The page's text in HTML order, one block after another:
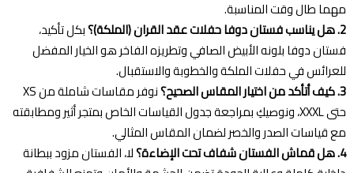
مهما طال وقت المناسبة.
2. هل يناسب فستان دوفا حفلات عقد القران (الملكة)؟
بكل تأكيد،
فستان دوفا بلونه الأبيض الصافي وتطريزه الفاخر هو الخيار المفضل
للعرائس في حفلات الملكة والخطوبة والاستقبال.
3. كيف أتأكد من اختيار المقاس الصحيح؟
نوفر مقاسات شاملة من XS
حتى XXXL، ونوصيكِ بمراجعة جدول القياسات الخاص بمتجر أثير ومطابقته
مع قياسات الصدر والخصر لضمان المقاس المثالي.
4. هل قماش الفستان شفاف تحت الإضاءة؟
لا، الفستان مزود ببطانة